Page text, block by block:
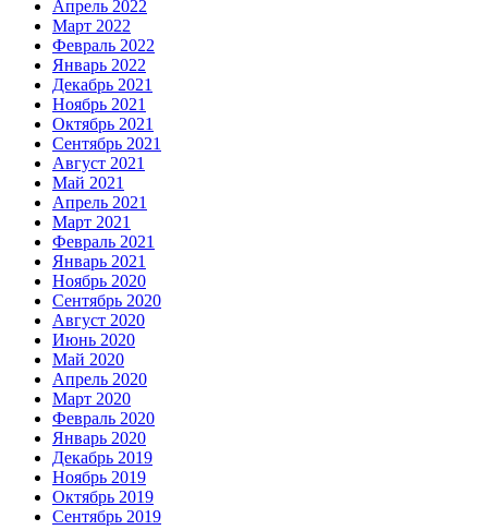
Апрель 2022
Март 2022
Февраль 2022
Январь 2022
Декабрь 2021
Ноябрь 2021
Октябрь 2021
Сентябрь 2021
Август 2021
Май 2021
Апрель 2021
Март 2021
Февраль 2021
Январь 2021
Ноябрь 2020
Сентябрь 2020
Август 2020
Июнь 2020
Май 2020
Апрель 2020
Март 2020
Февраль 2020
Январь 2020
Декабрь 2019
Ноябрь 2019
Октябрь 2019
Сентябрь 2019